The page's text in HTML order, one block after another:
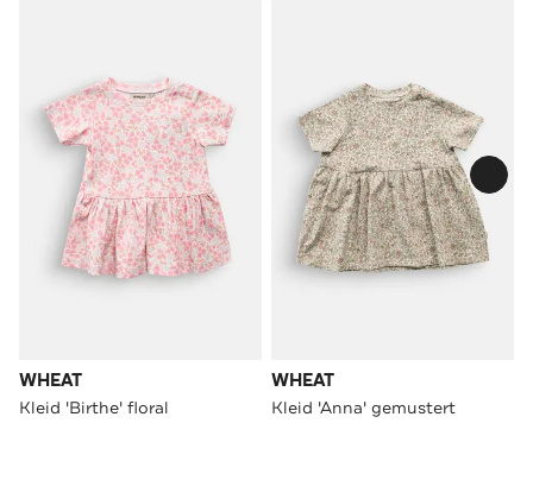
WHEAT
Kleid 'Birthe' floral
WHEAT
Kleid 'Anna' gemustert